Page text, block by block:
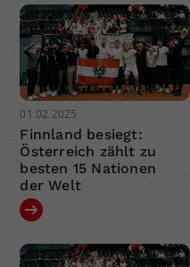
01.02.2025
Finnland besiegt:
Österreich zählt zu
besten 15 Nationen
der Welt